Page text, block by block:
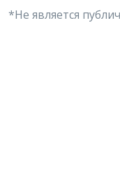
*Не является